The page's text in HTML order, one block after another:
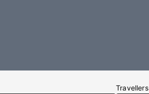
Travellers